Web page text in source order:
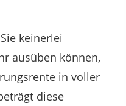
keinerlei
ausüben können,
in voller
diese